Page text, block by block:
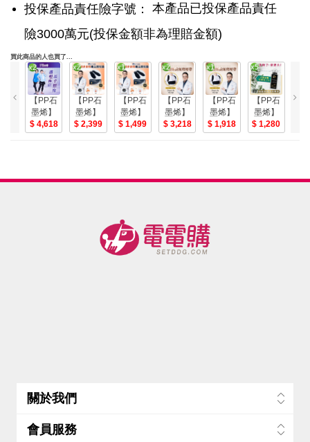
投保產品責任險字號：
本產品已投保產品責任
險3000萬元(投保金額非為理賠金額)
買此商品的人也買了...
【PP石
墨烯】
石墨烯
塑崩褲
任選2件
4,618
【PP石
墨烯】
石墨烯
HSG獨
2,399
【PP石
墨烯】
石墨烯
HSG獨
1,499
【PP石
墨烯】
石墨烯
智能肩
3,218
【PP石
墨烯】
石墨烯
智能肩
1,918
【PP石
墨烯】
歐盟認
證機能
瓶 機能
1,280
瓶
關於我們
會員服務